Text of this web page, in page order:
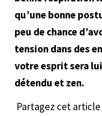
qu’une bonne
peu de chance
tension dans des
votre esprit sera
détendu et zen.
Partagez cet